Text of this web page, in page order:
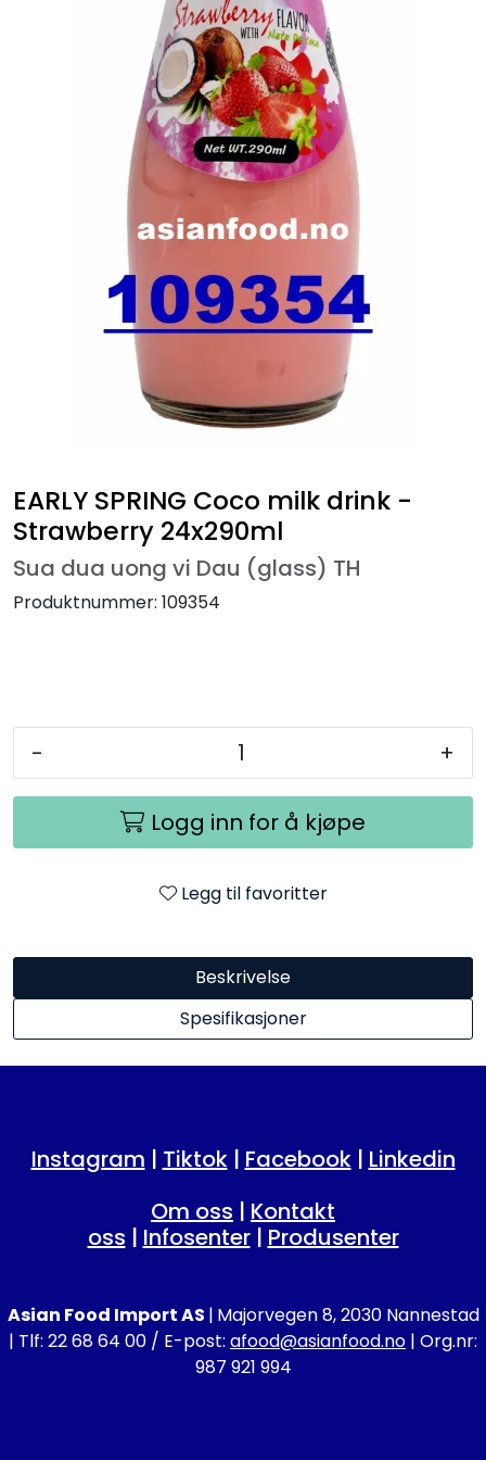
EARLY SPRING Coco milk drink -
Strawberry 24x290ml
Sua dua uong vi Dau (glass) TH
Produktnummer: 109354
- +
Logg inn for å kjøpe
Legg til favoritter
Beskrivelse
Spesifikasjoner
Instagram | Tiktok| Facebook| Linkedin
Om oss | Kontakt
oss | Infosenter| Produsenter
Asian Food Import AS | Majorvegen 8, 2030 Nannestad
| Tlf: 22 68 64 00 / E-post: afood@asianfood.no | Org.nr:
987 921 994